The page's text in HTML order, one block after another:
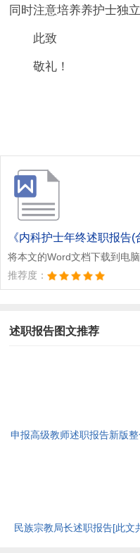
同时注意培养养护士独
此致
敬礼！
将本文的Word文档下载到电
推荐度：
述职报告图文推荐
申报高级教师述职报告新版整
民族宗教局长述职报告[此文